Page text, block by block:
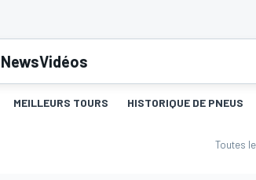
NewsVidéos
MEILLEURS TOURS HISTORIQUE DE PNEUS
Toutes